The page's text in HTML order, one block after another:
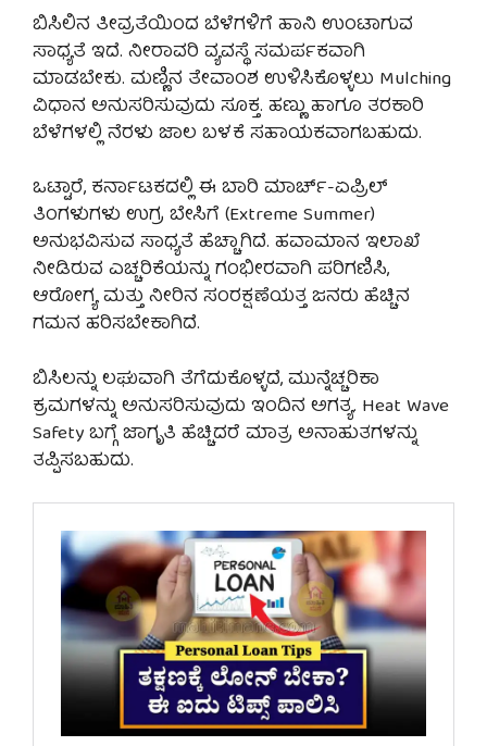
ಬಿಸಿಲಿನ ತೀವ್ರತೆಯಿಂದ ಬೆಳೆಗಳಿಗೆ ಹಾನಿ ಉಂಟಾಗುವ
ಸಾಧ್ಯತೆ ಇದೆ. ನೀರಾವರಿ ವ್ಯವಸ್ಥೆ ಸಮರ್ಪಕವಾಗಿ
ಮಾಡಬೇಕು. ಮಣ್ಣಿನ ತೇವಾಂಶ ಉಳಿಸಿಕೊಳ್ಳಲು Mulching
ವಿಧಾನ ಅನುಸರಿಸುವುದು ಸೂಕ್ತ. ಹಣ್ಣು ಹಾಗೂ ತರಕಾರಿ
ಬೆಳೆಗಳಲ್ಲಿ ನೆರಳು ಜಾಲ ಬಳಕೆ ಸಹಾಯಕವಾಗಬಹುದು.
ಒಟ್ಟಾರೆ, ಕರ್ನಾಟಕದಲ್ಲಿ ಈ ಬಾರಿ ಮಾರ್ಚ್-ಏಪ್ರಿಲ್
ತಿಂಗಳುಗಳು ಉಗ್ರ ಬೇಸಿಗೆ (Extreme Summer)
ಅನುಭವಿಸುವ ಸಾಧ್ಯತೆ ಹೆಚ್ಚಾಗಿದೆ. ಹವಾಮಾನ ಇಲಾಖೆ
ನೀಡಿರುವ ಎಚ್ಚರಿಕೆಯನ್ನು ಗಂಭೀರವಾಗಿ ಪರಿಗಣಿಸಿ,
ಆರೋಗ್ಯ ಮತ್ತು ನೀರಿನ ಸಂರಕ್ಷಣೆಯತ್ತ ಜನರು ಹೆಚ್ಚಿನ
ಗಮನ ಹರಿಸಬೇಕಾಗಿದೆ.
ಬಿಸಿಲನ್ನು ಲಘುವಾಗಿ ತೆಗೆದುಕೊಳ್ಳದೆ, ಮುನ್ನೆಚ್ಚರಿಕಾ
ಕ್ರಮಗಳನ್ನು ಅನುಸರಿಸುವುದು ಇಂದಿನ ಅಗತ್ಯ. Heat Wave
Safety ಬಗ್ಗೆ ಜಾಗೃತಿ ಹೆಚ್ಚಿದರೆ ಮಾತ್ರ ಅನಾಹುತಗಳನ್ನು
ತಪ್ಪಿಸಬಹುದು.